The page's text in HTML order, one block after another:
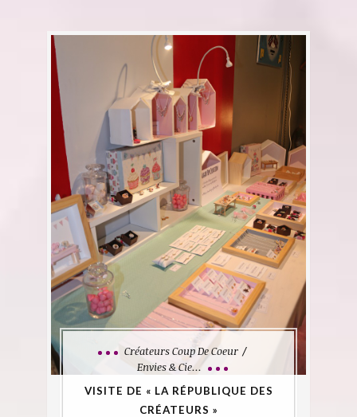
Créateurs Coup De Coeur
Envies & Cie...
VISITE DE « LA RÉPUBLIQUE DES
CRÉATEURS »